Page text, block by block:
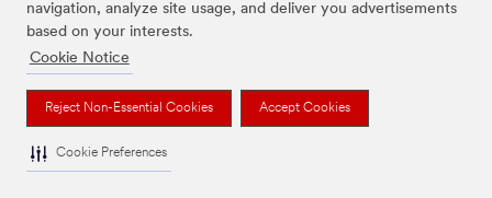
navigation, analyze site usage, and deliver you advertisements
based on your interests.
Cookie Notice
Reject Non-Essential Cookies Accept Cookies
Cookie Preferences